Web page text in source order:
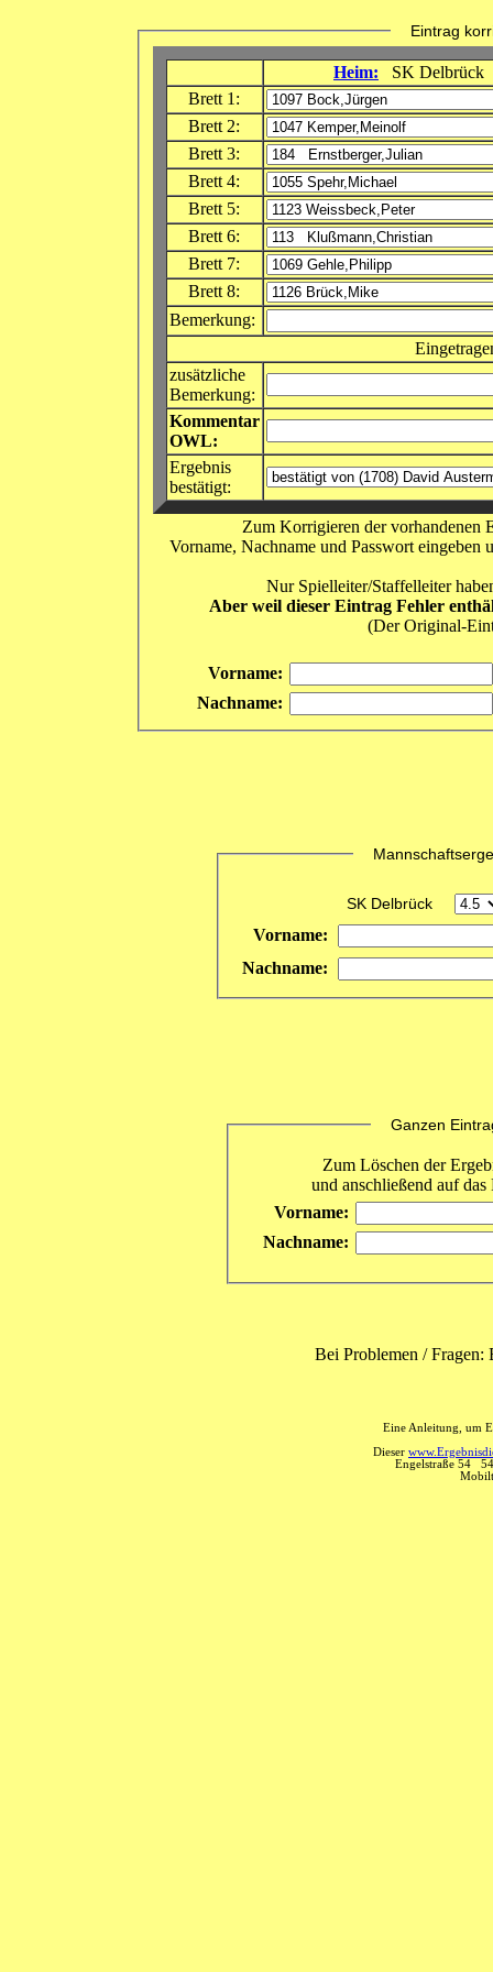
Eintrag
Heim:
SK Delbrück
Brett 1:
Brett 2:
Brett 3:
Brett 4:
Brett 5:
Brett 6:
Brett 7:
Brett 8:
Bemerkung:
zusätzliche
Bemerkung:
Kommentar
OWL:
Ergebnis
bestätigt:
Zum Korrigieren der vorhandenen
Vorname, Nachname und Passwort
Nur Spielleiter/Staffelleiter
Aber weil dieser Eintrag Fehler
(Der Original-
Vorname:
Nachname:
SK Delbrück
Vorname:
Nachname:
Ganzen
Zum Löschen der
und anschließend auf
Vorname:
Nachname:
Bei Problemen /
Eine Anleitung, um
Dieser
Engelstraße 54